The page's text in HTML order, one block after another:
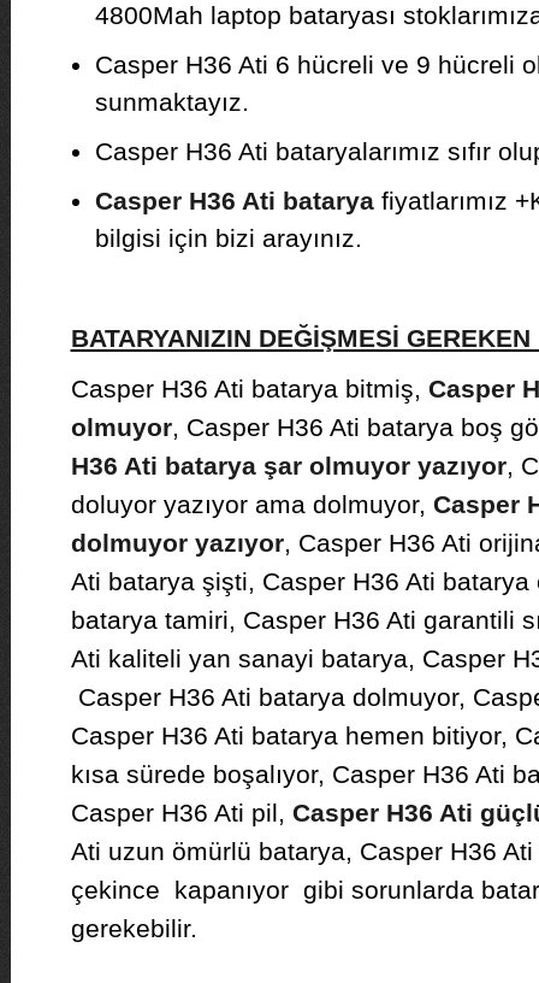
4800Mah laptop bataryası
Casper H36 Ati 6 hücreli ve 9 hücreli
sunmaktayız.
Casper H36 Ati bataryalarımız sıfır
Casper H36 Ati bataryafiyatlarımız
bilgisi için bizi arayınız.
BATARYANIZIN DEĞİŞMESİ
Casper H36 Ati batarya bitmiş, Casper
olmuyor, Casper H36 Ati batarya boş
H36 Ati batarya şar olmuyor yazıyor,
doluyor yazıyor ama dolmuyor, Casper
dolmuyor yazıyor, Casper H36 Ati
Ati batarya şişti, Casper H36 Ati batarya
batarya tamiri, Casper H36 Ati garantili
Ati kaliteli yan sanayi batarya, Casper
Casper H36 Ati batarya dolmuyor,
Casper H36 Ati batarya hemen bitiyor,
kısa sürede boşalıyor, Casper H36 Ati
Casper H36 Ati pil, Casper H36 Ati
Ati uzun ömürlü batarya, Casper H36
çekince kapanıyor gibi sorunlarda
gerekebilir.